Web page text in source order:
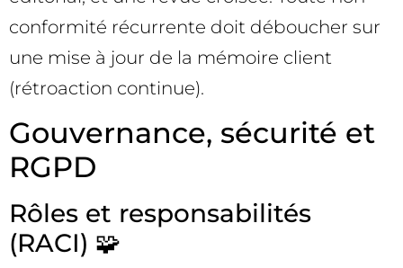
conformité récurrente doit déboucher sur
une mise à jour de la mémoire client
(rétroaction continue).
Gouvernance, sécurité et
RGPD
Rôles et responsabilités
(RACI) 🧩